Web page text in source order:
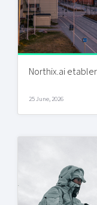
Northix.ai
25 June, 2026